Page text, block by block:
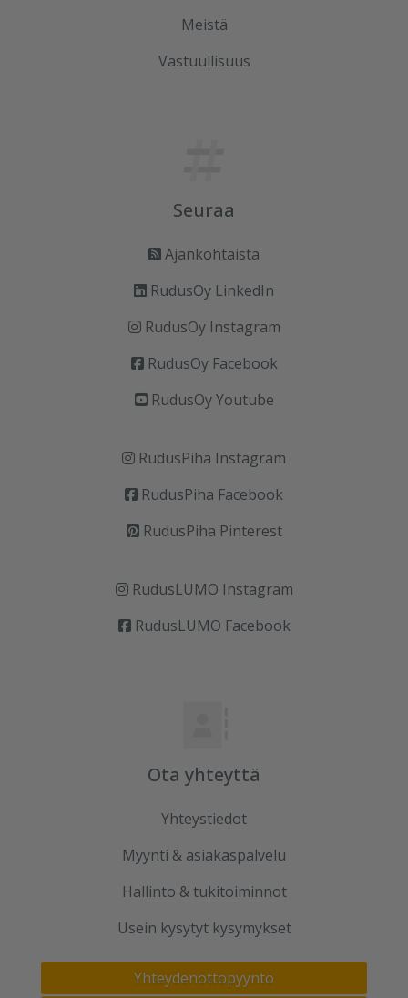
Meistä
Vastuullisuus
Seuraa
Ajankohtaista
RudusOy LinkedIn
RudusOy Instagram
RudusOy Facebook
RudusOy Youtube
RudusPiha Instagram
RudusPiha Facebook
RudusPiha Pinterest
RudusLUMO Instagram
RudusLUMO Facebook
Ota yhteyttä
Yhteystiedot
Myynti & asiakaspalvelu
Hallinto & tukitoiminnot
Usein kysytyt kysymykset
Yhteydenottopyyntö